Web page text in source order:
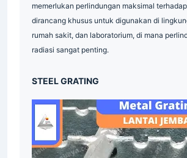
memerlukan perlindungan maksimal
dirancang khusus untuk digunakan di
rumah sakit, dan laboratorium, di mana
radiasi sangat penting.
STEEL GRATING